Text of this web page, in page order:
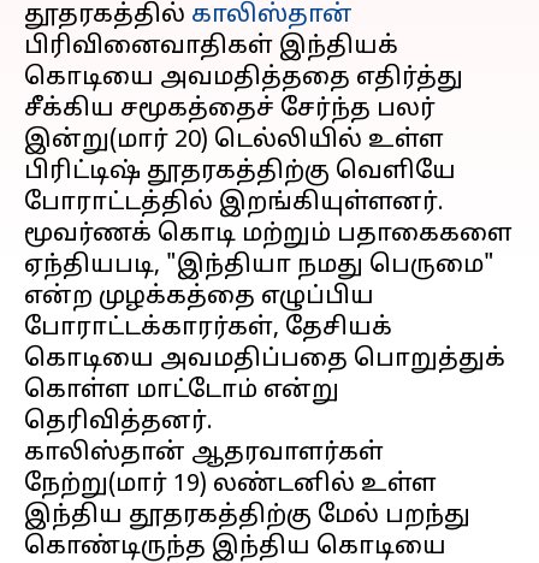
தூதரகத்தில் காலிஸ்தான்
பிரிவினைவாதிகள் இந்தியக்
கொடியை அவமதித்ததை எதிர்த்து
சீக்கிய சமூகத்தைச் சேர்ந்த பலர்
இன்று(மார் 20) டெல்லியில் உள்ள
பிரிட்டிஷ் தூதரகத்திற்கு வெளியே
போராட்டத்தில் இறங்கியுள்ளனர்.
மூவர்ணக் கொடி மற்றும் பதாகைகளை
ஏந்தியபடி, "இந்தியா நமது பெருமை"
என்ற முழக்கத்தை எழுப்பிய
போராட்டக்காரர்கள், தேசியக்
கொடியை அவமதிப்பதை பொறுத்துக்
கொள்ள மாட்டோம் என்று
தெரிவித்தனர்.
காலிஸ்தான் ஆதரவாளர்கள்
நேற்று(மார் 19) லண்டனில் உள்ள
இந்திய தூதரகத்திற்கு மேல் பறந்து
கொண்டிருந்த இந்திய கொடியை